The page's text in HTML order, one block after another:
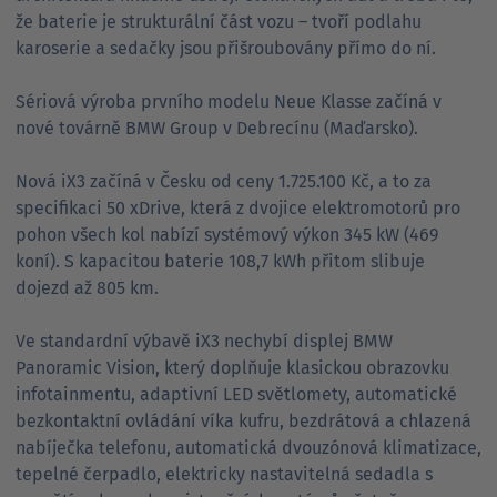
že baterie je strukturální část vozu – tvoří podlahu
karoserie a sedačky jsou přišroubovány přímo do ní.
Sériová výroba prvního modelu Neue Klasse začíná v
nové továrně BMW Group v Debrecínu (Maďarsko).
Nová iX3 začíná v Česku od ceny 1.725.100 Kč, a to za
specifikaci 50 xDrive, která z dvojice elektromotorů pro
pohon všech kol nabízí systémový výkon 345 kW (469
koní). S kapacitou baterie 108,7 kWh přitom slibuje
dojezd až 805 km.
Ve standardní výbavě iX3 nechybí displej BMW
Panoramic Vision, který doplňuje klasickou obrazovku
infotainmentu, adaptivní LED světlomety, automatické
bezkontaktní ovládání víka kufru, bezdrátová a chlazená
nabíječka telefonu, automatická dvouzónová klimatizace,
tepelné čerpadlo, elektricky nastavitelná sedadla s